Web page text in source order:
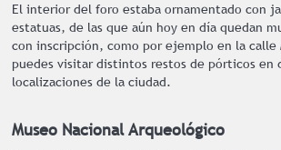
El interior del foro estaba ornamentado con
estatuas, de las que aún hoy en día quedan
con inscripción, como por ejemplo en la calle
puedes visitar distintos restos de pórticos en
localizaciones de la ciudad.
Museo Nacional Arqueológico